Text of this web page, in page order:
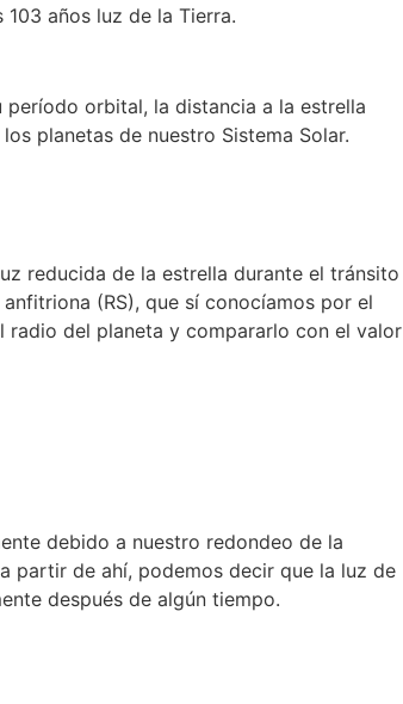
años luz de la Tierra.
período orbital, la distancia a la estrella
planetas de nuestro Sistema Solar.
reducida de la estrella durante el tránsito
(RS), que sí conocíamos por el
radio del planeta y compararlo con el valor
debido a nuestro redondeo de la
partir de ahí, podemos decir que la luz de
después de algún tiempo.